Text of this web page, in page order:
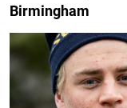
Birmingham